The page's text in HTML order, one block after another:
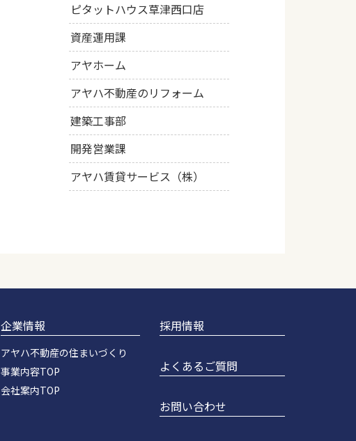
ピタットハウス草津西口店
資産運用課
アヤホーム
アヤハ不動産のリフォーム
建築工事部
開発営業課
アヤハ賃貸サービス（株）
企業情報
アヤハ不動産の住まいづくり
事業内容TOP
会社案内TOP
採用情報
よくあるご質問
お問い合わせ